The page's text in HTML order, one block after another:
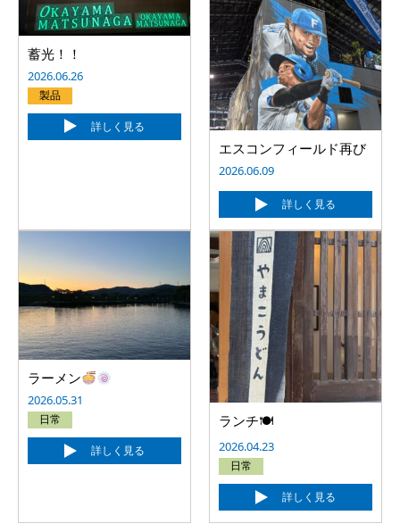
蓄光！！
2026.06.26
製品
詳しく見る
エスコンフィールド再び
2026.06.09
詳しく見る
ラーメン
2026.05.31
日常
詳しく見る
ランチ🍽
2026.04.23
日常
詳しく見る